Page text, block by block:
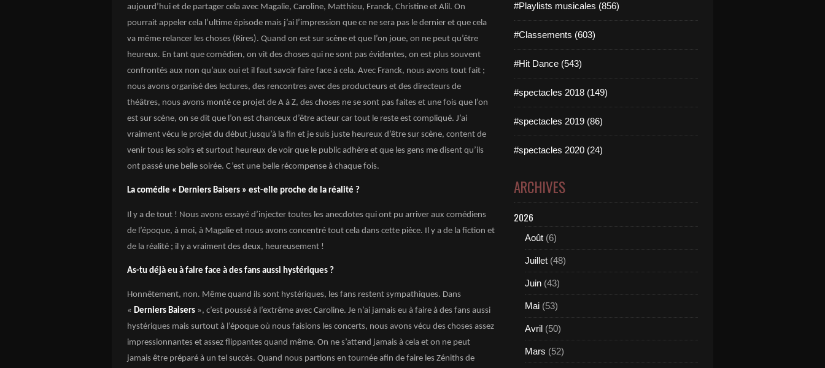
aujourd’hui et de partager cela avec Magalie, Caroline, Matthieu, Franck, Christine et Alil. On
pourrait appeler cela l’ultime épisode mais j’ai l’impression que ce ne sera pas le dernier et que cela
va même relancer les choses (Rires). Quand on est sur scène et que l’on joue, on ne peut qu’être
heureux. En tant que comédien, on vit des choses qui ne sont pas évidentes, on est plus souvent
confrontés aux non qu’aux oui et il faut savoir faire face à cela. Avec Franck, nous avons tout fait ;
nous avons organisé des lectures, des rencontres avec des producteurs et des directeurs de
théâtres, nous avons monté ce projet de A à Z, des choses ne se sont pas faites et une fois que l’on
est sur scène, on se dit que l’on est chanceux d’être acteur car tout le reste est compliqué. J’ai
vraiment vécu le projet du début jusqu’à la fin et je suis juste heureux d’être sur scène, content de
venir tous les soirs et surtout heureux de voir que le public adhère et que les gens me disent qu’ils
ont passé une belle soirée. C’est une belle récompense à chaque fois.
La comédie « Derniers Baisers » est-elle proche de la réalité ?
Il y a de tout ! Nous avons essayé d’injecter toutes les anecdotes qui ont pu arriver aux comédiens
de l’époque, à moi, à Magalie et nous avons concentré tout cela dans cette pièce. Il y a de la fiction et
de la réalité ; il y a vraiment des deux, heureusement !
As-tu déjà eu à faire face à des fans aussi hystériques ?
Honnêtement, non. Même quand ils sont hystériques, les fans restent sympathiques. Dans
« Derniers Baisers », c’est poussé à l’extrême avec Caroline. Je n’ai jamais eu à faire à des fans aussi
hystériques mais surtout à l’époque où nous faisions les concerts, nous avons vécu des choses assez
impressionnantes et assez flippantes quand même. On ne s’attend jamais à cela et on ne peut
jamais être préparé à un tel succès. Quand nous partions en tournée afin de faire les Zéniths de
#Playlists musicales (856)
#Classements (603)
#Hit Dance (543)
#spectacles 2018 (149)
#spectacles 2019 (86)
#spectacles 2020 (24)
ARCHIVES
2026
Août (6)
Juillet (48)
Juin (43)
Mai (53)
Avril (50)
Mars (52)